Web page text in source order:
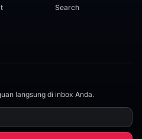
Search
langsung di inbox Anda.